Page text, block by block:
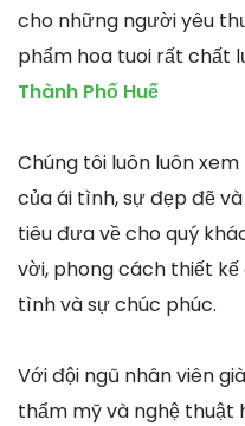
cho những người yêu
phẩm hoa tuoi rất chất
Thành Phố Huế
Chúng tôi luôn luôn
của ái tình, sự đẹp đẽ
tiêu đưa về cho quý
vời, phong cách thiết
tình và sự chúc phúc.
Với đội ngũ nhân viên
thẩm mỹ và nghệ thuật